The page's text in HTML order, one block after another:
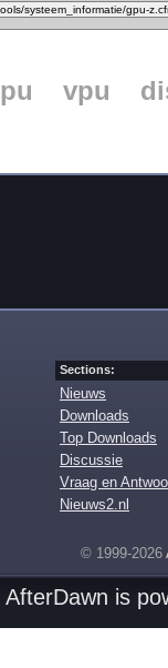
vpu
Sections:
Nieuws
Downloads
Top Downloads
Discussie
Vraag en
Nieuws2.nl
© 1999-2026
AfterDawn is